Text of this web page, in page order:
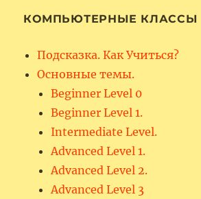
КОМПЬЮТЕРНЫЕ КЛАССЫ
Подсказка. Как Учиться?
Основные темы.
Beginner Level 0
Beginner Level 1.
Intermediate Level.
Advanced Level 1.
Advanced Level 2.
Advanced Level 3